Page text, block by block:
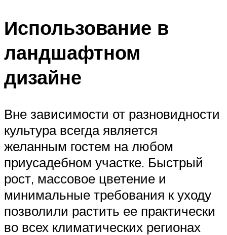
Использование в
ландшафтном
дизайне
Вне зависимости от разновидности
культура всегда является
желанным гостем на любом
приусадебном участке. Быстрый
рост, массовое цветение и
минимальные требования к уходу
позволили растить ее практически
во всех климатических регионах